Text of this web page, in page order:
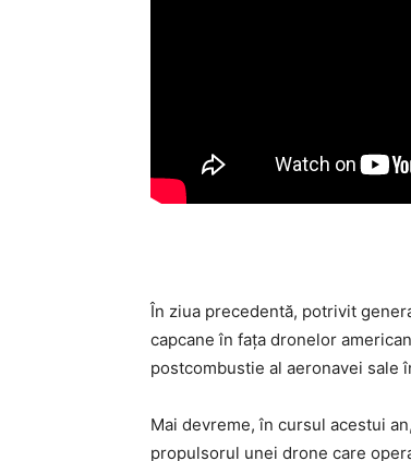
În ziua precedentă, potrivit
capcane în faţa dronelor
postcombustie al aeronavei sale
Mai devreme, în cursul acestui
propulsorul unei drone care